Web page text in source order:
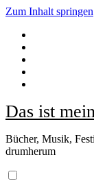
Zum Inhalt springen
Das ist
Bücher, Musik,
drumherum